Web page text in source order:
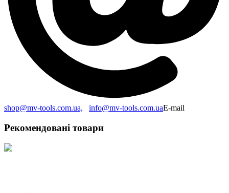
shop@mv-tools.com.ua, info@mv-tools.com.uaE-mail
Рекомендовані товари